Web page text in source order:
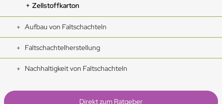
Zellstoffkarton
Aufbau von Faltschachteln
Faltschachtelherstellung
Nachhaltigkeit von Faltschachteln
Direkt zum Ratgeber